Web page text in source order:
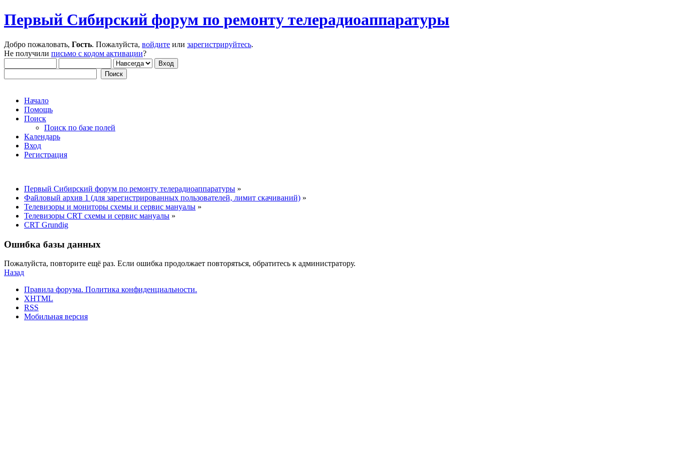
Первый Сибирский форум по ремонту телерадиоаппаратуры
Добро пожаловать, Гость. Пожалуйста, войдите или зарегистрируйтесь.
Не получили письмо с кодом активации?
Начало
Помощь
Поиск
Поиск по базе полей
Календарь
Вход
Регистрация
Первый Сибирский форум по ремонту телерадиоаппаратуры »
Файловый архив 1 (для зарегистрированных пользователей, лимит скачиваний) »
Телевизоры и мониторы схемы и сервис мануалы »
Телевизоры CRT схемы и сервис мануалы »
CRT Grundig
Ошибка базы данных
Пожалуйста, повторите ещё раз. Если ошибка продолжает повторяться, обратитесь к администратору.
Назад
Правила форума. Политика конфиденциальности.
XHTML
RSS
Мобильная версия